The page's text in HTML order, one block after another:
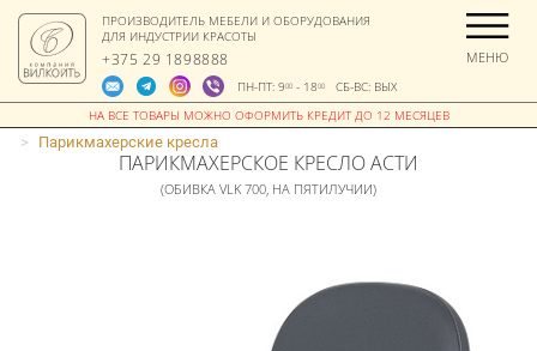
ПРОИЗВОДИТЕЛЬ МЕБЕЛИ И ОБОРУДОВАНИЯ
ДЛЯ ИНДУСТРИИ КРАСОТЫ
+375 29 1898888
ПН-ПТ: 900- 1800СБ-ВС: ВЫХ
МЕНЮ
> Парикмахерские кресла
ПАРИКМАХЕРСКОЕ КРЕСЛО АСТИ
(ОБИВКА VLK 700, НА ПЯТИЛУЧИИ)